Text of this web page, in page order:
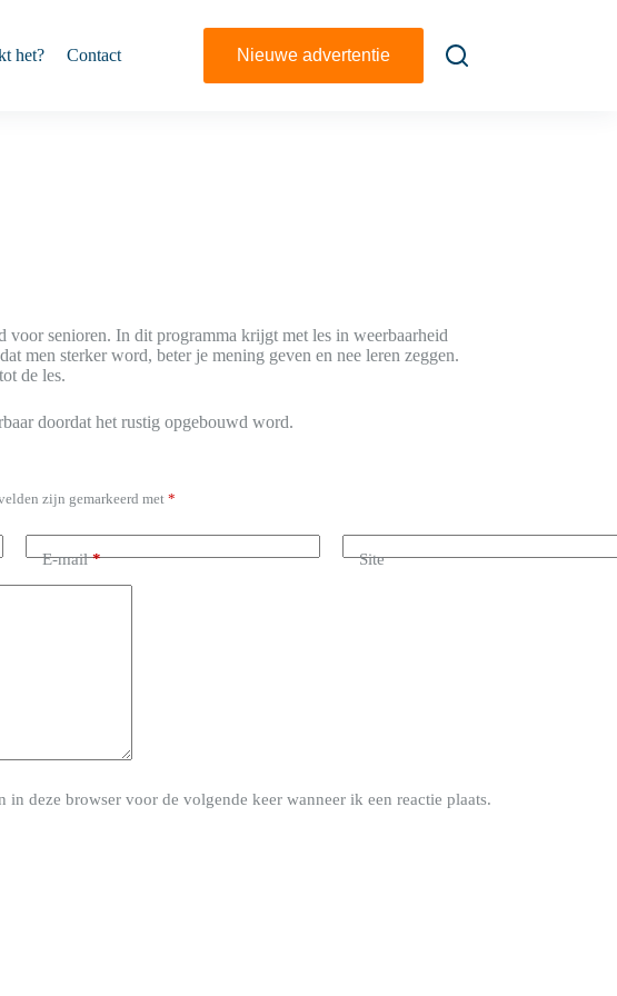
het? Contact Nieuwe advertentie
voor senioren. In dit programma krijgt met les in weerbaarheid
men sterker word, beter je mening geven en nee leren zeggen.
de les.
doordat het rustig opgebouwd word.
zijn gemarkeerd met*
E-mail* Site
in deze browser voor de volgende keer wanneer ik een reactie plaats.